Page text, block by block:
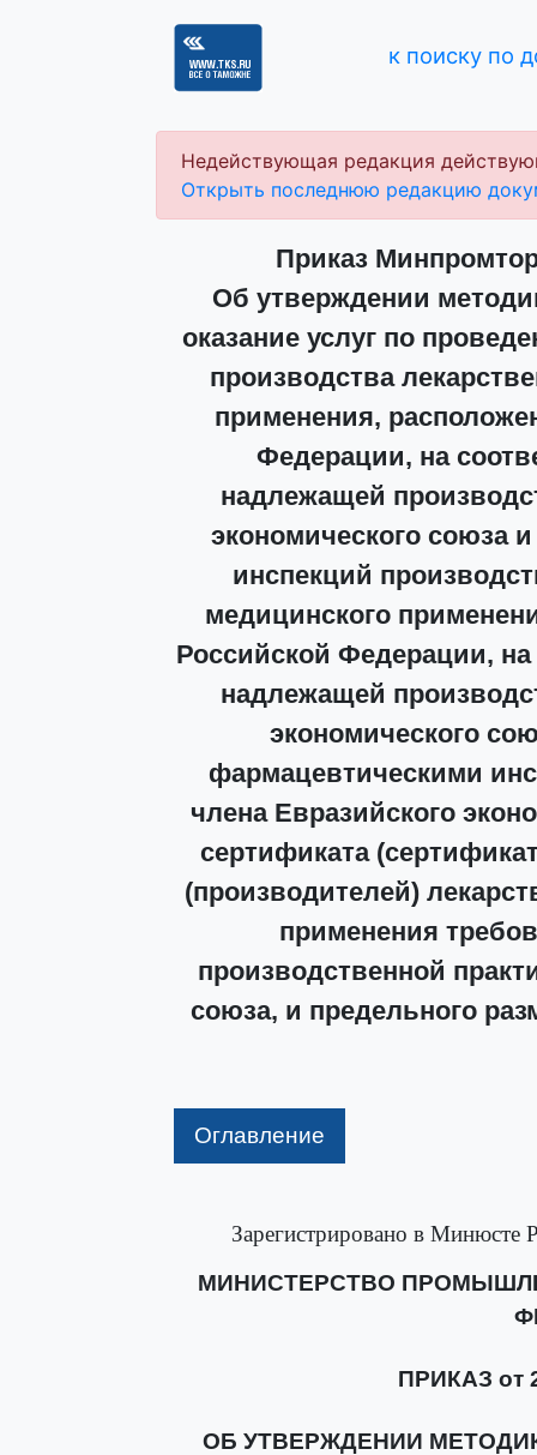
к поиску по
Недействующая редакция
Открыть последнюю редакцию
Приказ
Об утверждении
оказание услуг по
производства
применения,
Федерации, на
надлежащей
экономического союза
инспекций
медицинского
Российской Федерации,
надлежащей
экономического
фармацевтическими
члена Евразийского
сертификата
(производителей)
применения
производственной
союза, и предельного
Оглавление
Зарегистрировано в Минюсте
МИНИСТЕРСТВО
ПРИКАЗ от
ОБ УТВЕРЖДЕНИИ